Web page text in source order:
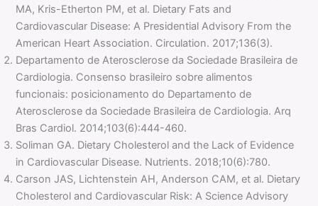
MA, Kris-Etherton PM, et al. Dietary Fats and
Cardiovascular Disease: A Presidential Advisory From the
American Heart Association. Circulation. 2017;136(3).
Departamento de Aterosclerose da Sociedade Brasileira de
Cardiologia. Consenso brasileiro sobre alimentos
funcionais: posicionamento do Departamento de
Aterosclerose da Sociedade Brasileira de Cardiologia. Arq
Bras Cardiol. 2014;103(6):444-460.
Soliman GA. Dietary Cholesterol and the Lack of Evidence
in Cardiovascular Disease. Nutrients. 2018;10(6):780.
Carson JAS, Lichtenstein AH, Anderson CAM, et al. Dietary
Cholesterol and Cardiovascular Risk: A Science Advisory